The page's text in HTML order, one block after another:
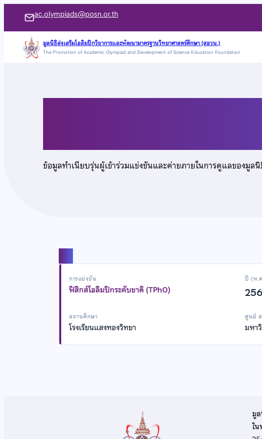
เนื้อหา
ac.olympiads@posn.or.th
มูลนิธิส่งเสริมโอลิมปิกวิชาการและพัฒนามาตรฐานวิทยาศาสตร์ศึกษา (สอวน.)
The Promotion of Academic Olympiad and Development of Science Education Foundation
ข้อมูลทำเนียบรุ่นผู้เข้าร่วมแข่งขันและค่ายภายในการดูแลของมูล
การแข่งขัน
ฟิสิกส์โอลิมปิกระดับชาติ (TPhO)
ปี (พ.
สถานศึกษา
โรงเรียนแสงทองวิทยา
ศูนย์
มหา
มู
ใ